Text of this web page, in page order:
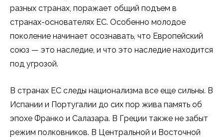
разных странах, поражает общий подъем в
странах-основателях ЕС. Особенно молодое
поколение начинает осознавать, что Европейский
союз — это наследие, и что это наследие находится
под угрозой.
В странах ЕС следы национализма все еще сильны. В
Испании и Португалии до сих пор жива память об
эпохе Франко и Салазара. В Греции также не забыт
режим полковников. В Центральной и Восточной